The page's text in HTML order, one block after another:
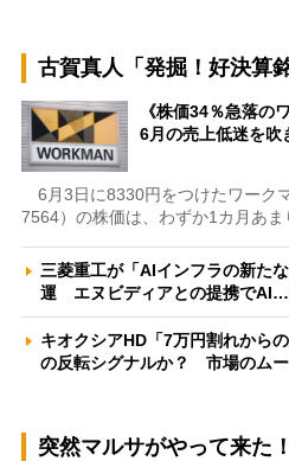
古賀真人「発掘！好決算銘
《株価34％急落の
6月の売上低迷を
6月3日に8330円をつけたワーク
7564）の株価は、わずか1カ月あま
三菱重工が「AIインフラの新た
運 エヌビディアとの提携でAI…
キオクシアHD「7万円割れから
の反転シグナルか？ 市場のム
突然マルサがやって来た！